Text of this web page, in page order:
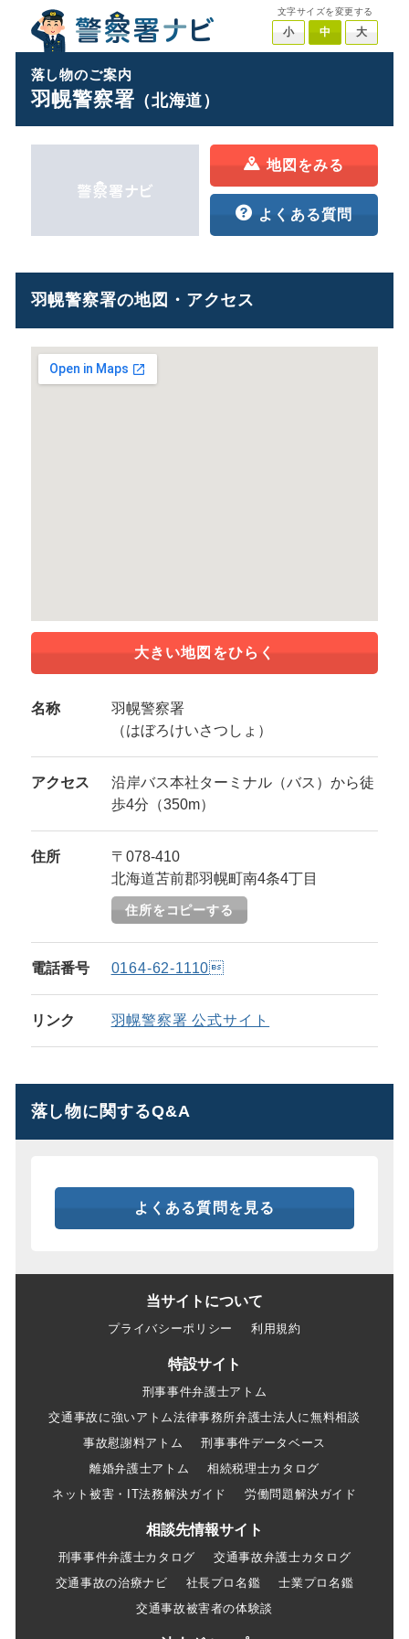
文字サイズを変更する
小 中 大
落し物のご案内
羽幌警察署（北海道）
地図をみる
よくある質問
羽幌警察署の地図・アクセス
大きい地図をひらく
名称
羽幌警察署
（はぼろけいさつしょ）
アクセス
沿岸バス本社ターミナル（バス）から徒
歩4分（350m）
住所
〒078-410
北海道苫前郡羽幌町南4条4丁目
住所をコピーする
電話番号 0164-62-1110
リンク 羽幌警察署 公式サイト
落し物に関するQ&A
よくある質問を見る
当サイトについて
プライバシーポリシー 利用規約
特設サイト
刑事事件弁護士アトム
交通事故に強いアトム法律事務所弁護士法人に無料相談
事故慰謝料アトム
刑事事件データベース
離婚弁護士アトム
相続税理士カタログ
ネット被害・IT法務解決ガイド
労働問題解決ガイド
相談先情報サイト
刑事事件弁護士カタログ
交通事故弁護士カタログ
交通事故の治療ナビ
社長プロ名鑑
士業プロ名鑑
交通事故被害者の体験談